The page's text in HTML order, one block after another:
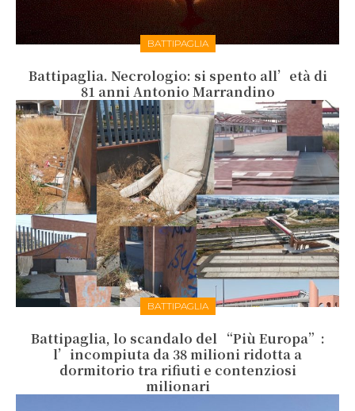
BATTIPAGLIA
Battipaglia. Necrologio: si spento all’età di
81 anni Antonio Marrandino
BATTIPAGLIA
Battipaglia, lo scandalo del “Più Europa”:
l’incompiuta da 38 milioni ridotta a
dormitorio tra rifiuti e contenziosi
milionari